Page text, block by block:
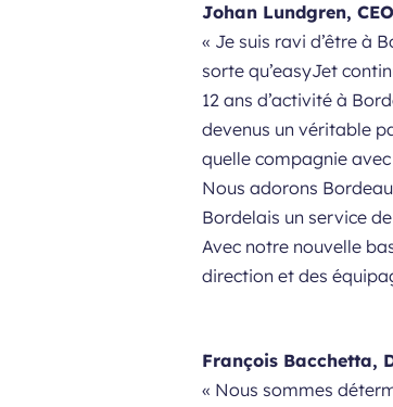
Johan Lundgren,
« Je suis ravi d’être à
sorte qu’easyJet
12 ans d’activité à
devenus un véritable
quelle compagnie
Nous adorons
Bordelais un service
Avec notre nouvelle
direction et des
François Bacchetta,
« Nous sommes